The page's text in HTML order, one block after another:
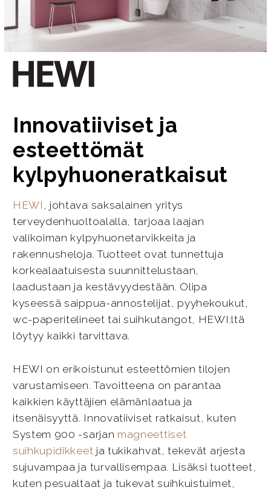
Innovatiiviset ja
esteettömät
kylpyhuoneratkaisut
HEWI , johtava saksalainen yritys
terveydenhuoltoalalla, tarjoaa laajan
valikoiman kylpyhuonetarvikkeita ja
rakennusheloja. Tuotteet ovat tunnettuja
korkealaatuisesta suunnittelustaan,
laadustaan ja kestävyydestään. Olipa
kyseessä saippua-annostelijat, pyyhekoukut,
wc-paperitelineet tai suihkutangot, HEWI:ltä
löytyy kaikki tarvittava.
HEWI on erikoistunut esteettömien tilojen
varustamiseen. Tavoitteena on parantaa
kaikkien käyttäjien elämänlaatua ja
itsenäisyyttä. Innovatiiviset ratkaisut, kuten
System 900 -sarjan magneettiset
suihkupidikkeet ja tukikahvat, tekevät arjesta
sujuvampaa ja turvallisempaa. Lisäksi tuotteet,
kuten pesualtaat ja tukevat suihkuistuimet,